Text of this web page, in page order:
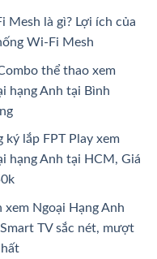
Mesh là gì? Lợi ích của
Wi-Fi Mesh
thể thao xem
hạng Anh tại Bình
ký lắp FPT Play xem
hạng Anh tại HCM, Giá
xem Ngoại Hạng Anh
TV sắc nét, mượt